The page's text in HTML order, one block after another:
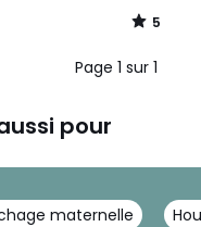
5
/
Page 1 sur 1
pour
maternelle